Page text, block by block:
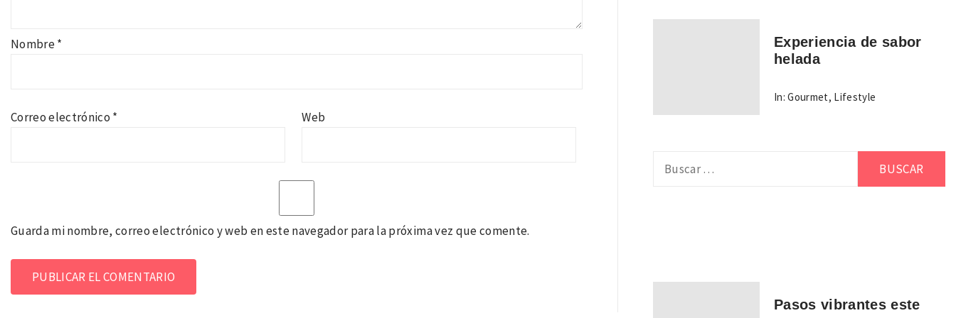
Nombre*
Correo electrónico * Web
Guarda mi nombre, correo electrónico y web en este navegador para la próxima vez que comente.
Experiencia de sabor
helada
In: Gourmet, Lifestyle
Pasos vibrantes este